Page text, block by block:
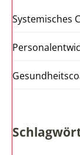
Systemisches